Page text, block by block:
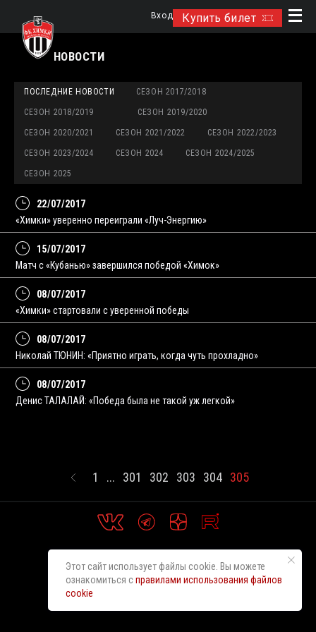
Купить билет
Вход
НОВОСТИ
ПОСЛЕДНИЕ НОВОСТИ СЕЗОН 2017/2018
СЕЗОН 2018/2019 СЕЗОН 2019/2020
СЕЗОН 2020/2021 СЕЗОН 2021/2022 СЕЗОН 2022/2023
СЕЗОН 2023/2024 СЕЗОН 2024 СЕЗОН 2024/2025
СЕЗОН 2025
22/07/2017
«Химки» уверенно переиграли «Луч-Энергию»
15/07/2017
Матч с «Кубанью» завершился победой «Химок»
08/07/2017
«Химки» стартовали с уверенной победы
08/07/2017
Николай ТЮНИН: «Приятно играть, когда чуть прохладно»
08/07/2017
Денис ТАЛАЛАЙ: «Победа была не такой уж легкой»
1 ... 301 302 303 304 305
Этот сайт использует файлы cookie. Вы можете
ознакомиться справилами использования файлов
cookie